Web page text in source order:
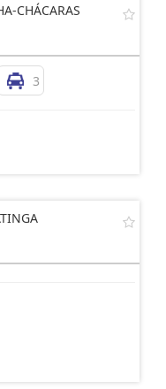
CHÁCARAS
3